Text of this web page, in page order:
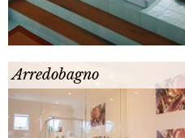
Arredobagno